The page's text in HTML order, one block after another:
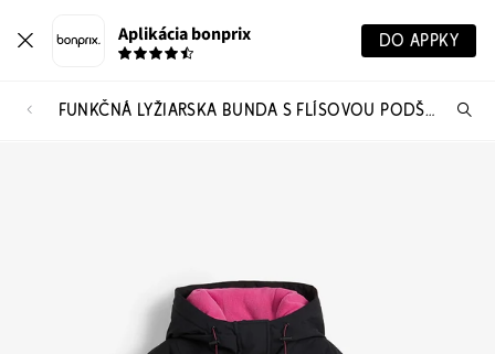
Aplikácia bonprix DO APPKY
FUNKČNÁ LYŽIARSKA BUNDA S FLÍSOVOU PODŠÍVKOU, VODOODOLNÁ